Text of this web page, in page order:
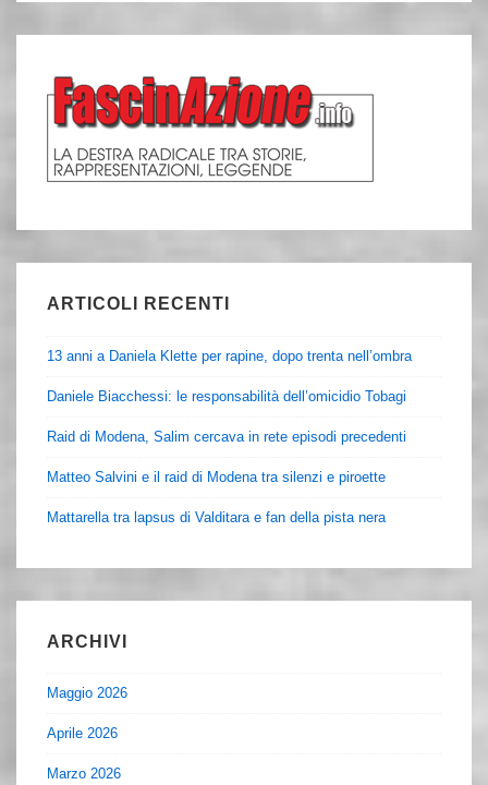
ARTICOLI RECENTI
13 anni a Daniela Klette per rapine, dopo trenta nell’ombra
Daniele Biacchessi: le responsabilità dell’omicidio Tobagi
Raid di Modena, Salim cercava in rete episodi precedenti
Matteo Salvini e il raid di Modena tra silenzi e piroette
Mattarella tra lapsus di Valditara e fan della pista nera
ARCHIVI
Maggio 2026
Aprile 2026
Marzo 2026